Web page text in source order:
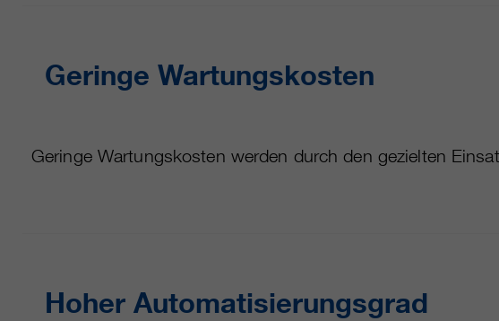
Geringe Wartungskosten
Geringe Wartungskosten werden durch den gezielten
Hoher Automatisierungsgrad